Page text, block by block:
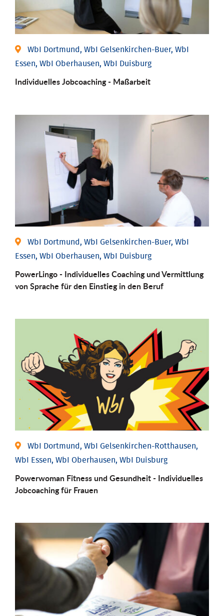
WbI Dortmund, WbI Gelsenkirchen-Buer, WbI
Essen, WbI Oberhausen, WbI Duisburg
Individu­elles Job­coaching - Maßarbeit
WbI Dortmund, WbI Gelsenkirchen-Buer, WbI
Essen, WbI Oberhausen, WbI Duisburg
PowerLingo - Individuelles Coaching und Vermittlung
von Sprache für den Einstieg in den Beruf
WbI Dortmund, WbI Gelsenkirchen-Rotthausen,
WbI Essen, WbI Oberhausen, WbI Duisburg
Powerwoman Fitness und Gesund­heit - Individu­elles
Job­coaching für Frauen